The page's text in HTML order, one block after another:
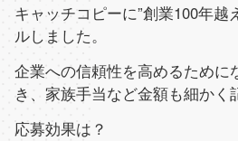
キャッチコピーに”創業100年越
ルしました。
企業への信頼性を高めるために
き、家族手当など金額も細かく
応募効果は？